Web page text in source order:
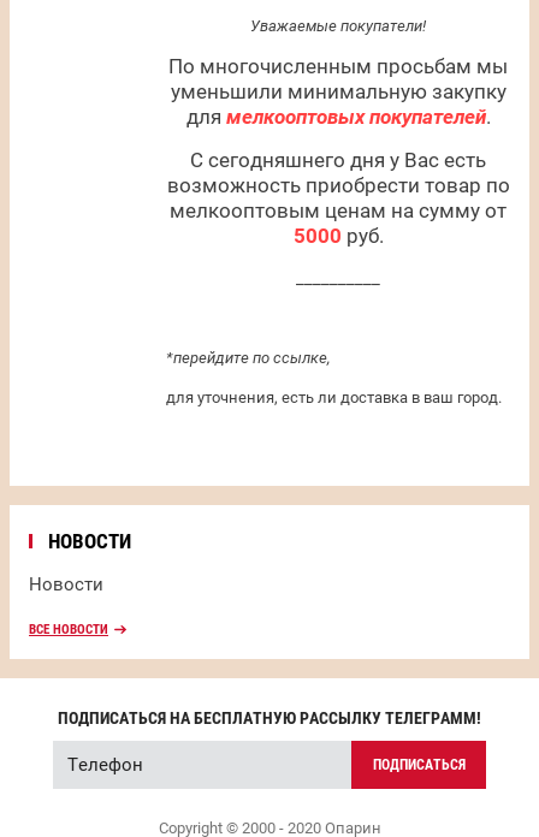
Уважаемые покупатели!
По многочисленным просьбам мы
уменьшили минимальную закупку
для мелкооптовых покупателей.
С сегодняшнего дня у Вас есть
возможность приобрести товар по
мелкооптовым ценам на сумму от
5000 руб.
*перейдите по ссылке,
для уточнения, есть ли доставка в ваш город.
НОВОСТИ
Новости
ВСЕ НОВОСТИ
ПОДПИСАТЬСЯ НА БЕСПЛАТНУЮ РАССЫЛКУ ТЕЛЕГРАММ!
ПОДПИСАТЬСЯ
Copyright © 2000 - 2020 Опарин